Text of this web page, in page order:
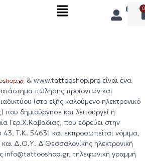
0
& www.tattooshop.pro είναι ένα
πώλησης προϊόντων και
(στο εξής καλούμενο ηλεκτρονικό
δημιούργησε και λειτουργεί η
Γερ.Χ.Καβαδιας, που εδρεύει στην
Τ.Κ. 54631 και εκπροσωπείται νόμιμα,
Δ.Ο.Υ. Δ΄ Θεσσαλονίκης ηλεκτρονική
info@tattooshop.gr, τηλεφωνική γραμμή